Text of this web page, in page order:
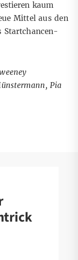
kaum
Mittel aus den
Startchancen-
Pia